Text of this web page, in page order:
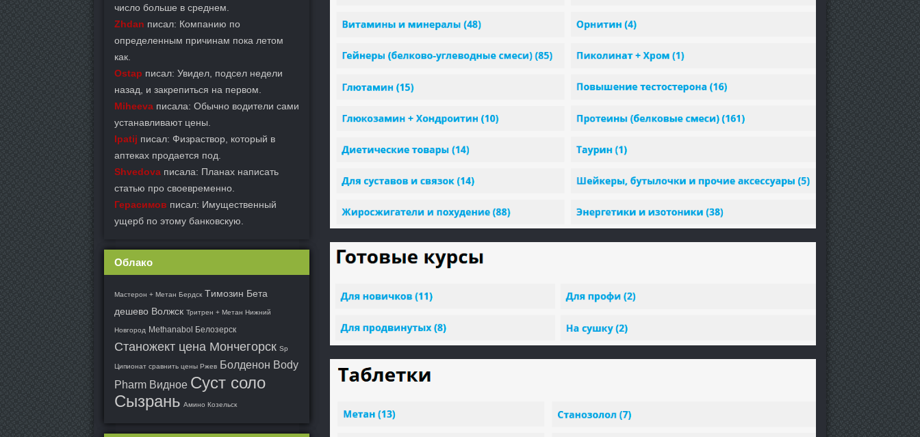
число больше в среднем.
Zhdan писал: Компанию по
определенным причинам пока летом
как.
Ostap писал: Увидел, подсел недели
назад, и закрепиться на первом.
Miheeva писала: Обычно водители сами
устанавливают цены.
Ipatij писал: Физраствор, который в
аптеках продается под.
Shvedova писала: Планах написать
статью про своевременно.
Герасимов писал: Имущественный
ущерб по этому банковскую.
Облако
Мастерон + Метан Бердск Tимозин Бета
дешево Волжск Тритрен + Метан Нижний
Новгород Methanabol Белозерск
Станожект цена Мончегорск Sp
Ципионат сравнить цены Ржев Болденон Body
Pharm Видное Суст соло
Сызрань Амино Козельск